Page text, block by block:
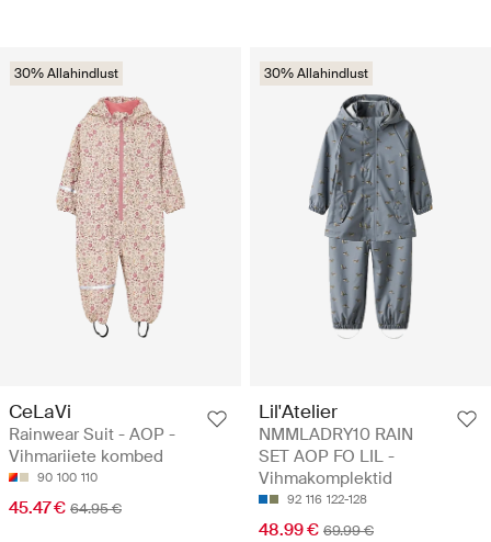
30% Allahindlust
CeLaVi
Rainwear Suit - AOP -
Vihmariiete kombed
90 100 110
45.47 € 64.95 €
30% Allahindlust
Lil'Atelier
NMMLADRY10 RAIN
SET AOP FO LIL -
Vihmakomplektid
92 116 122-128
48.99 € 69.99 €